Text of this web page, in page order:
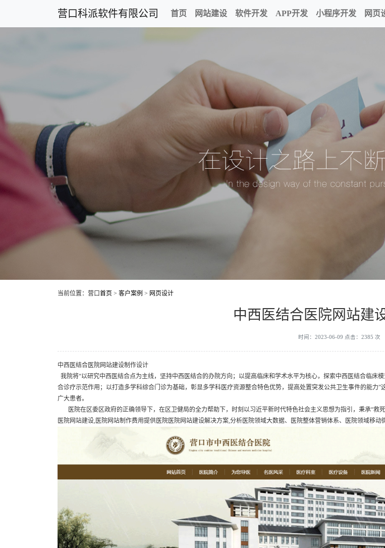
营口科派软件有限公司 首页 网站建设 软件开发 APP开发 小程序开发 网页
当前位置：营口首页 > 客户案例 > 网页设计
中西医结合医院网站建
时间：2023-06-09 点击：2385 次
中西医结合医院网站建设制作设计
我院将“以研究中西医结合点为主线，坚持中西医结合的办院方向；以提高临床和学术水平为核心，探索中西医结合临
合诊疗示范作用；以打造多学科综合门诊为基础，彰显多学科医疗资源整合特色优势，提高处置突发公共卫生事件的能力
广大患者。
医院在区委区政府的正确领导下，在区卫健局的全力帮助下，时刻以习近平新时代特色社会主义思想为指引，秉承“救
医院网站建设,医院网站制作费用提供医院医院网站建设解决方案,分析医院领域大数据、医院整体营销体系、医院领域移动